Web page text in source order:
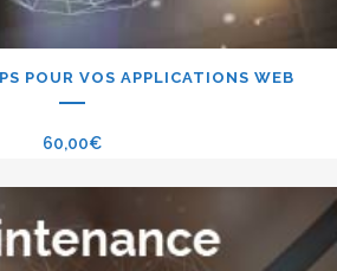
POUR VOS APPLICATIONS WEB
60,00€